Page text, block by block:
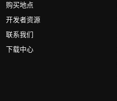
购买地点
开发者资源
联系我们
下载中心